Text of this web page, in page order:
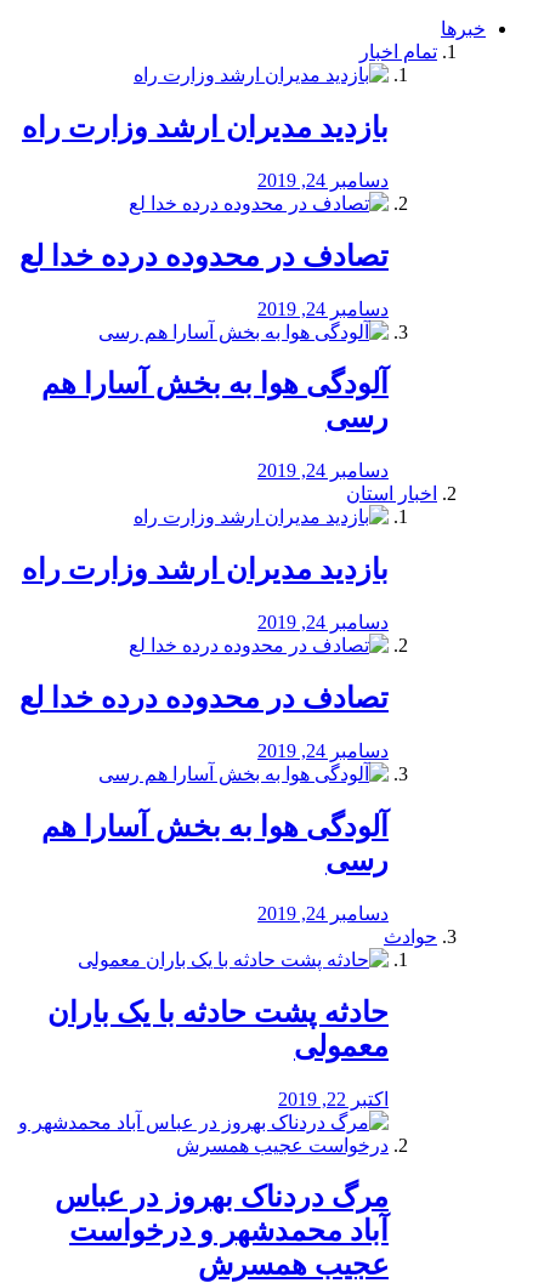
خبرها
تمام اخبار
بازدید مدیران ارشد وزارت راه
دسامبر 24, 2019
تصادف در محدوده درده خدا لع
دسامبر 24, 2019
آلودگی هوا به بخش آسارا هم
رسی
دسامبر 24, 2019
اخبار استان
بازدید مدیران ارشد وزارت راه
دسامبر 24, 2019
تصادف در محدوده درده خدا لع
دسامبر 24, 2019
آلودگی هوا به بخش آسارا هم
رسی
دسامبر 24, 2019
حوادث
️حادثه پشت حادثه با یک باران
معمولی
اکتبر 22, 2019
مرگ دردناک بهروز در عباس
آباد محمدشهر و درخواست
عجیب همسرش